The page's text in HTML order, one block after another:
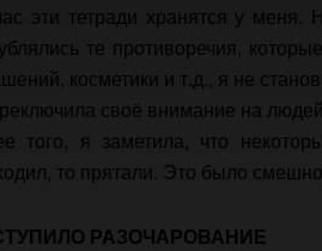
эти тетради хранятся у
те противоречия,
косметики и т.д., я не
своё внимание на
того, я заметила, что
то прятали. Это было
РАЗОЧАРОВАНИЕ